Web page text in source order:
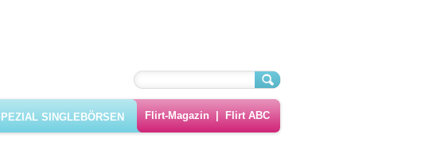
SINGLEBÖRSEN Flirt-Magazin|Flirt ABC